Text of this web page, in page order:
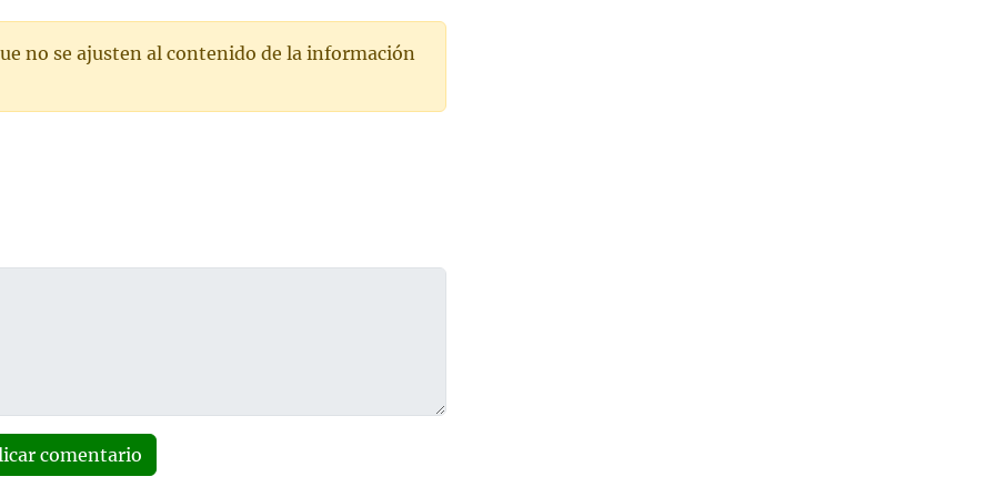
no se ajusten al contenido de la información
comentario